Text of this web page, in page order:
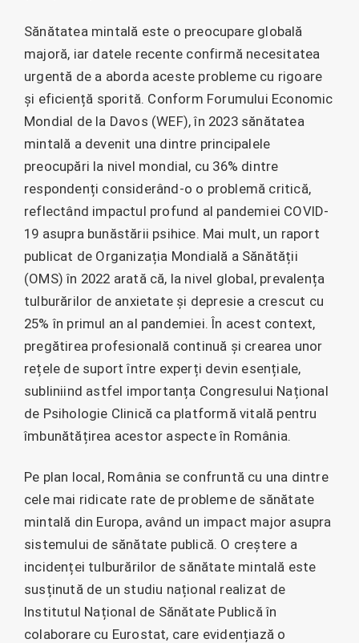
Sănătatea mintală este o preocupare globală
majoră, iar datele recente confirmă necesitatea
urgentă de a aborda aceste probleme cu rigoare
și eficiență sporită. Conform Forumului Economic
Mondial de la Davos (WEF), în 2023 sănătatea
mintală a devenit una dintre principalele
preocupări la nivel mondial, cu 36% dintre
respondenți considerând-o o problemă critică,
reflectând impactul profund al pandemiei COVID-
19 asupra bunăstării psihice. Mai mult, un raport
publicat de Organizația Mondială a Sănătății
(OMS) în 2022 arată că, la nivel global, prevalența
tulburărilor de anxietate și depresie a crescut cu
25% în primul an al pandemiei. În acest context,
pregătirea profesională continuă și crearea unor
rețele de suport între experți devin esențiale,
subliniind astfel importanța Congresului Național
de Psihologie Clinică ca platformă vitală pentru
îmbunătățirea acestor aspecte în România.
Pe plan local, România se confruntă cu una dintre
cele mai ridicate rate de probleme de sănătate
mintală din Europa, având un impact major asupra
sistemului de sănătate publică. O creștere a
incidenței tulburărilor de sănătate mintală este
susținută de un studiu național realizat de
Institutul Național de Sănătate Publică în
colaborare cu Eurostat, care evidențiază o